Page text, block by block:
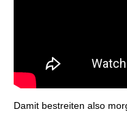
Damit bestreiten also